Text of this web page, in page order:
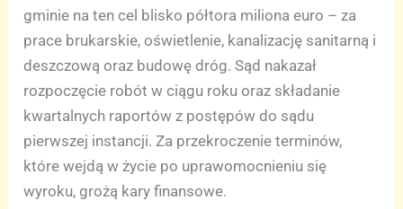
gminie na ten cel blisko półtora miliona euro – za
prace brukarskie, oświetlenie, kanalizację sanitarną i
deszczową oraz budowę dróg. Sąd nakazał
rozpoczęcie robót w ciągu roku oraz składanie
kwartalnych raportów z postępów do sądu
pierwszej instancji. Za przekroczenie terminów,
które wejdą w życie po uprawomocnieniu się
wyroku, grożą kary finansowe.